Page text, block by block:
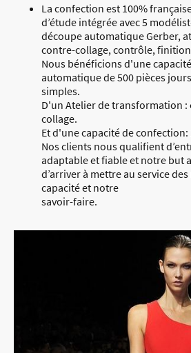
La confection est 100%
d’étude intégrée avec 5
découpe automatique Gerber,
contre-collage, contrôle,
Nous bénéficions d'une
automatique de 500 pièces
simples.
D'un Atelier de transformation :
collage.
Et d'une capacité de
Nos clients nous qualifient
adaptable et fiable et notre but
d’arriver à mettre au service
capacité et notre
savoir-faire.